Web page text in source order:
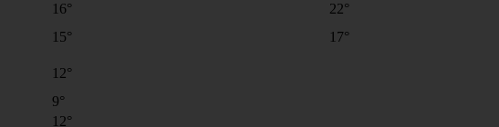
16° 22°
15° 17°
12°
9°
12°